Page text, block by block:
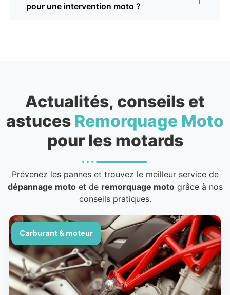
pour une intervention moto ?
Actualités, conseils et
astuces Remorquage Moto
pour les motards
Prévenez les pannes et trouvez le meilleur service de
dépannage motoet de remorquage motogrâce à nos
conseils pratiques.
Carburant & moteur